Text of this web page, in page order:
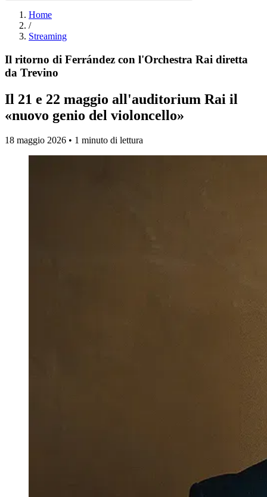
Home
/
Streaming
Il ritorno di Ferrández con l'Orchestra Rai diretta
da Trevino
Il 21 e 22 maggio all'auditorium Rai il
«nuovo genio del violoncello»
18 maggio 2026 • 1 minuto di lettura